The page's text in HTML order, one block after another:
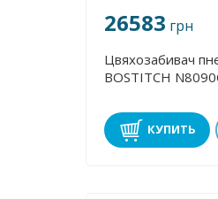
26583 грн
Цвяхозабивач
BOSTITCH
КУПИТЬ